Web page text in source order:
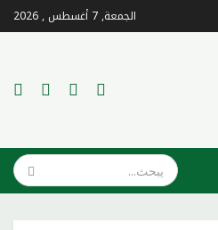
الجمعة, 7 أغسطس , 2026